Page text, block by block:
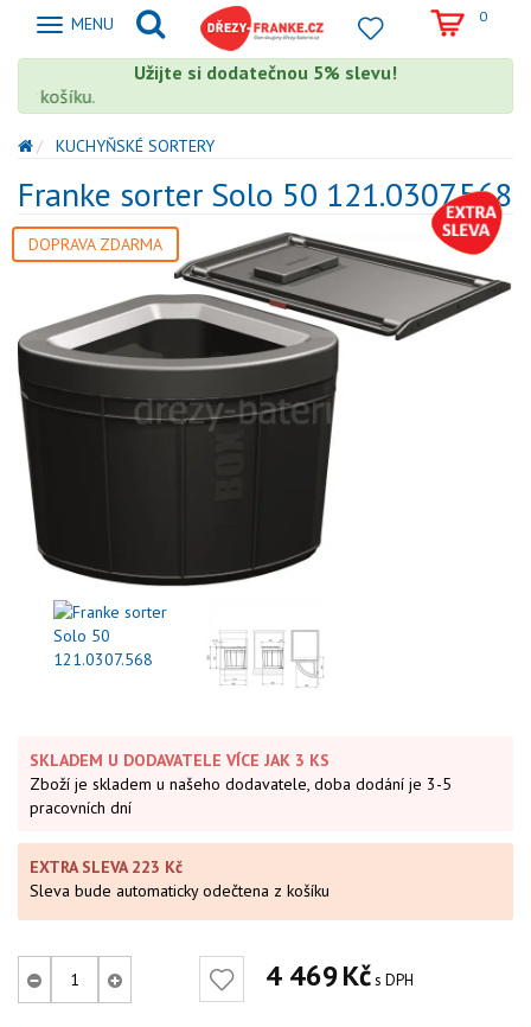
Zobrazit
MENU 0
Užijte si dodatečnou 5% slevu!
v košíku.
KUCHYŇSKÉ SORTERY
Franke sorter Solo 50 121.0307.568
DOPRAVA ZDARMA
SKLADEM U DODAVATELE VÍCE JAK 3 KS
Zboží je skladem u našeho dodavatele, doba dodání je 3-5
pracovních dní
EXTRA SLEVA 223 Kč
Sleva bude automaticky odečtena z košíku
4 469Kčs DPH